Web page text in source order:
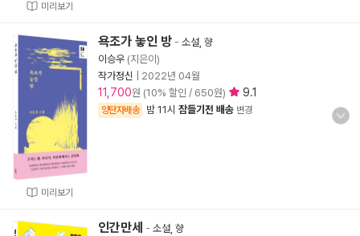
미리보기
미리보기
욕조가 놓인 방 - 소설, 향
이승우 (지은이)
작가정신
2022년 04월
11,700원 (10% 할인 / 650원) 9.1
양탄자배송 밤 11시 잠들기전 배송 변경
인간만세 - 소설, 향